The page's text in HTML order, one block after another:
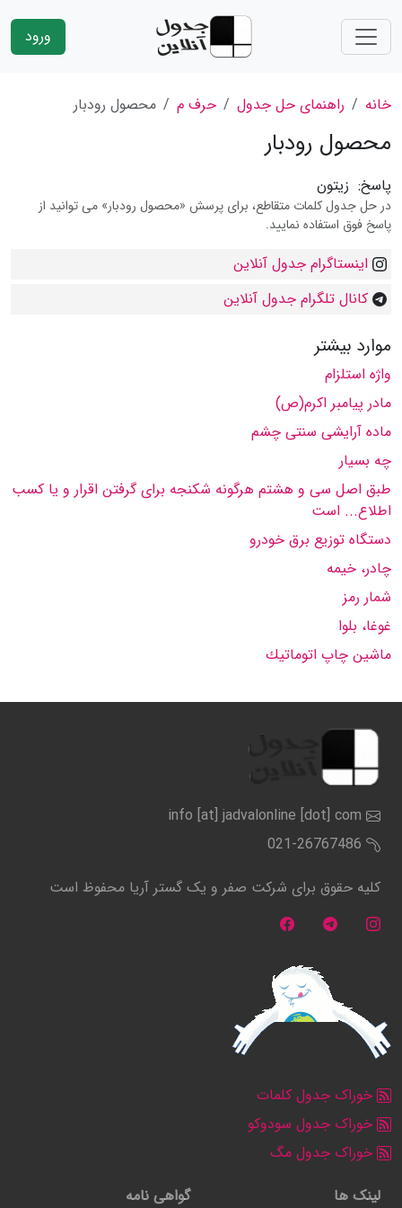
ورود
خانه راهنمای حل جدول حرف م محصول رودبار
محصول رودبار
پاسخ: زیتون
در حل جدول کلمات متقاطع، برای پرسش «محصول رودبار» می توانید از
پاسخ فوق استفاده نمایید.
اینستاگرام جدول آنلاین
کانال تلگرام جدول آنلاین
موارد بیشتر
واژه استلزام
مادر پیامبر اكرم(ص)
ماده آرایشی سنتی چشم
چه بسیار
طبق اصل سی و هشتم هرگونه شكنجه برای گرفتن اقرار و یا كسب
اطلاع... است
دستگاه توزیع برق خودرو
چادر، خیمه
شمار رمز
غوغا، بلوا
ماشین چاپ اتوماتیك
info [at] jadvalonline [dot] com
021-26767486
کلیه حقوق برای شرکت صفر و یک گستر آریا محفوظ است
خوراک جدول کلمات
خوراک جدول سودوکو
خوراک جدول مگ
لینک ها
گواهی نامه